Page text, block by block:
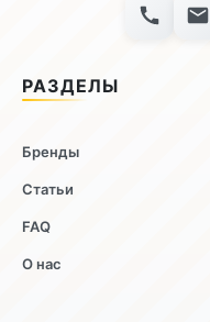
РАЗДЕЛЫ
Бренды
Статьи
FAQ
О нас